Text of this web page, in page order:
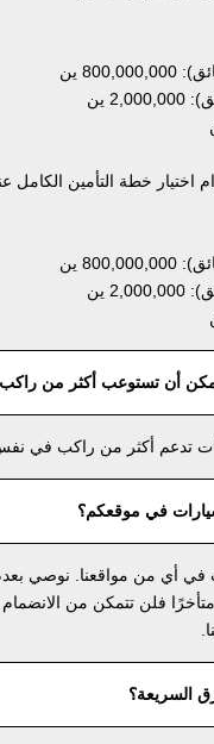
ين
ين
اختيار خطة التأمين
ين
ين
أن تستوعب أكثر من
تدعم أكثر من راكب في
في موقعكم؟
أي من مواقعنا. نوصي
فلن تتمكن من
السريعة؟